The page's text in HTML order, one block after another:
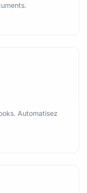
Automatisez